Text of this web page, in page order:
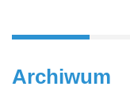
Archiwum